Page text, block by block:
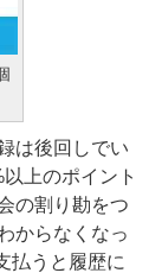
は後回しでい
上のポイント
の割り勘をつ
からなくなっ
払うと履歴に